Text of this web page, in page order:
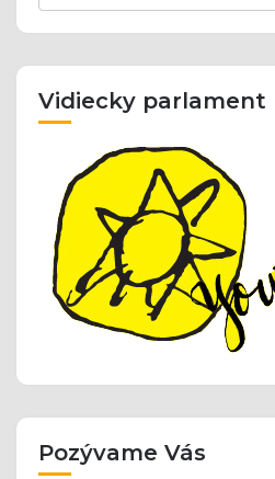
Vidiecky parlament
Pozývame Vás